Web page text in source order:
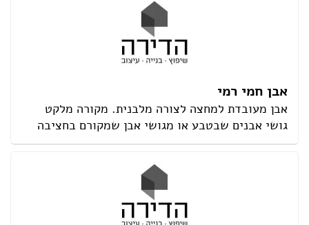
אבן חמי רמי
אבן מעובדת למחצה לצורה מלבנית. מקורה מלקט
גושי אבנים שבטבע או מגושי אבן שמקורם בחציבה